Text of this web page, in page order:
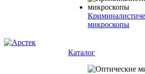
микроскопы
Каталог